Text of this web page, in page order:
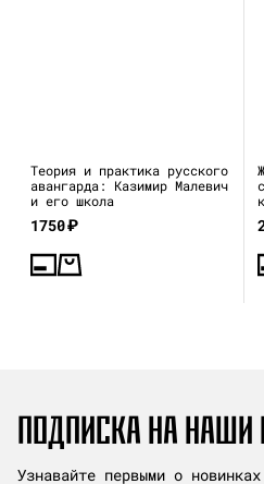
Теория и практика русского
авангарда: Казимир Малевич
и его школа
1750₽
ПОДПИСКА НА НАШИ
Узнавайте первыми о